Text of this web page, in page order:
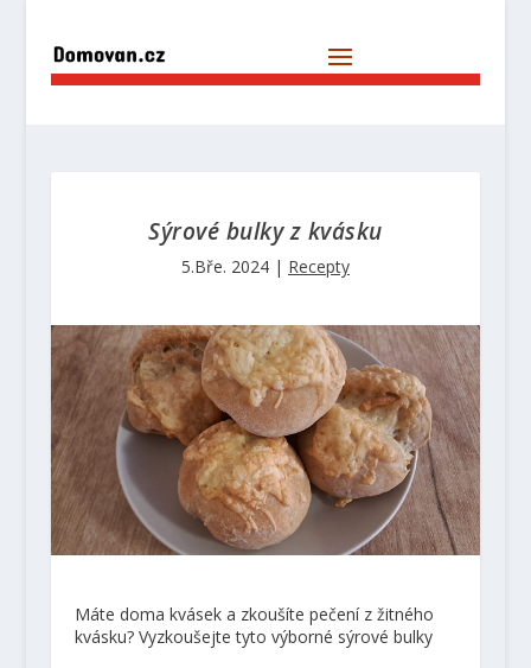
Sýrové bulky z kvásku
5.Bře. 2024| Recepty
Máte doma kvásek a zkoušíte pečení z žitného
kvásku? Vyzkoušejte tyto výborné sýrové bulky